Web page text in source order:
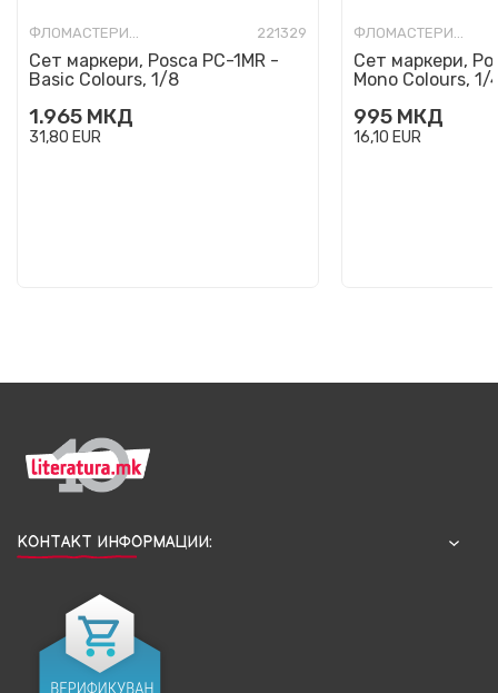
ФЛОМАСТЕРИ-УМЕТНИЧКИ 221329
Сет маркери, Posca PC-1MR -
Basic Colours, 1/8
1.965 МКД
31,80 EUR
ФЛОМАСТЕРИ-УМЕТНИЧКИ
Сет маркери,
Mono Colours, 1/
995 МКД
16,10 EUR
КОНТАКТ ИНФОРМАЦИИ: